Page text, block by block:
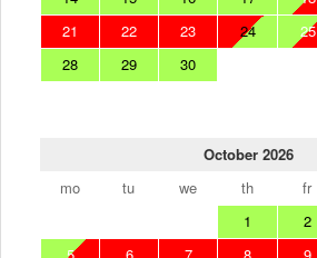
21
22 23 24 25
28
29 30
October 2026
mo
tu we th fr
1
2